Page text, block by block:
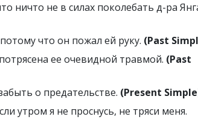
ничто не в силах поколебать д-ра
что он пожал ей руку. (Past
ее очевидной травмой. (Past
о предательстве. (Present
утром я не проснусь, не тряси меня.